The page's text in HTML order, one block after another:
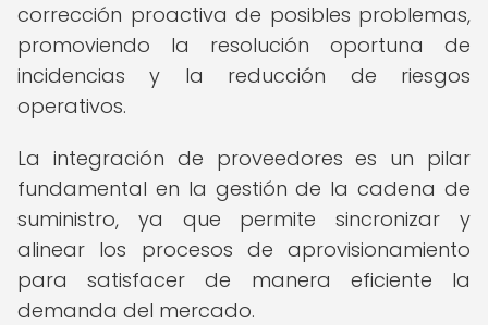
corrección proactiva de posibles problemas,
promoviendo la resolución oportuna de
incidencias y la reducción de riesgos
operativos.
La integración de proveedores es un pilar
fundamental en la gestión de la cadena de
suministro, ya que permite sincronizar y
alinear los procesos de aprovisionamiento
para satisfacer de manera eficiente la
demanda del mercado.